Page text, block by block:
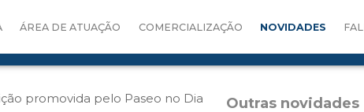
ÁREA DE ATUAÇÃO COMERCIALIZAÇÃO NOVIDADES
Outras novidades